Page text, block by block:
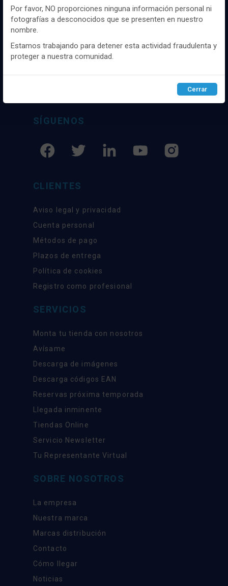
Distribuidor y mayorista textil de las mejores
marcaas de ropa y complementos del
internacionales. Más de 25 años de
experiencia como proveedor de los mejores
SÍGUENOS
CLIENTES
Aviso legal y privacidad
Cuenta personal
Métodos de pago
Plazos de entrega
Política de cookies
Registro como profesional
SERVICIOS
Monta tu tienda con nosotros
Avísame
Descarga de imágenes
Descarga códigos EAN
Reservas próxima temporada
Llegada inminente
Tiendas Online
Servicio Newsletter
Tu Representante Virtual
SOBRE NOSOTROS
La empresa
Nuestra marca
Marcas distribución
Contacto
Cómo llegar
Noticias
gustos y preferencias.
Puedesconfigurary aceptar el uso de cookies a tu gusto.
Para obtener más información visita nuestra
cookies .
Configurar Rechazar ACEPTAR
Por favor, NO proporciones ninguna información personal ni
fotografías a desconocidos que se presenten en nuestro
nombre.
Estamos trabajando para detener esta actividad fraudulenta y
proteger a nuestra comunidad.
Cerrar